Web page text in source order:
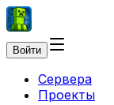
Войти
Сервера
Проекты